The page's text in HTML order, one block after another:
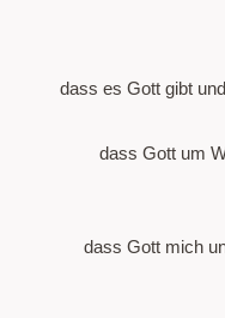
dass es Gott gibt
dass Gott um
dass Gott mich